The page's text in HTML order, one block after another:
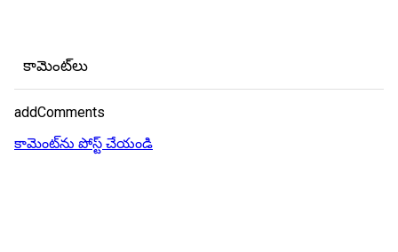
కామెంట్‌లు
addComments
కామెంట్‌ను పోస్ట్ చేయండి